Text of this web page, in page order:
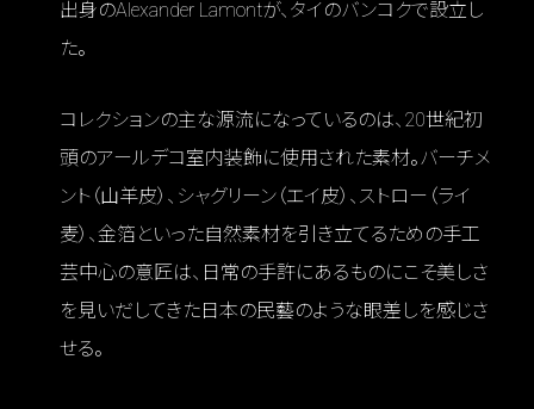
出身のAlexander Lamontが、タイのバンコクで設立し
た。
コレクションの主な源流になっているのは、20世紀初
頭のアールデコ室内装飾に使用された素材。バーチメ
ント（山羊皮）、シャグリーン（エイ皮）、ストロー（ライ
麦）、金箔といった自然素材を引き立てるための手工
芸中心の意匠は、日常の手許にあるものにこそ美しさ
を見いだしてきた日本の民藝のような眼差しを感じさ
せる。